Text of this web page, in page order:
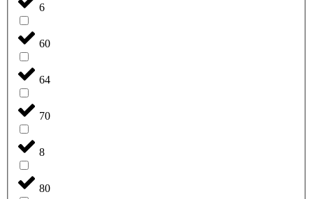
6
60
64
70
8
80